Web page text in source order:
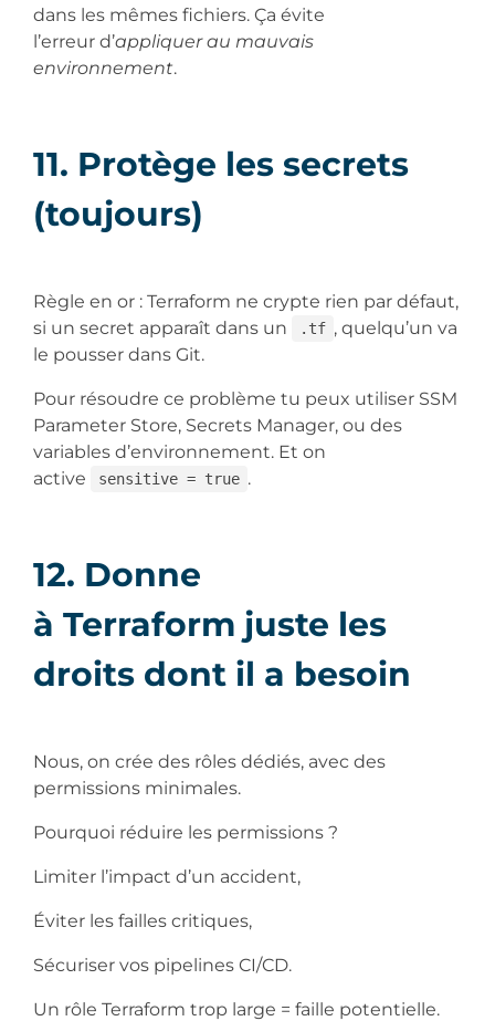
dans les mêmes fichiers. Ça évite
l’erreur d’appliquer au mauvais
environnement.
11. Protège les secrets
(toujours)
Règle en or : Terraform ne crypte rien par défaut,
si un secret apparaît dans un
.tf , quelqu’un va
le pousser dans Git.
Pour résoudre ce problème tu peux utiliser SSM
Parameter Store, Secrets Manager, ou des
variables d’environnement. Et on
active
sensitive = true .
12. Donne
à Terraform juste les
droits dont il a besoin
Nous, on crée des rôles dédiés, avec des
permissions minimales.
Pourquoi réduire les permissions ?
Limiter l’impact d’un accident,
Éviter les failles critiques,
Sécuriser vos pipelines CI/CD.
Un rôle Terraform trop large = faille potentielle.